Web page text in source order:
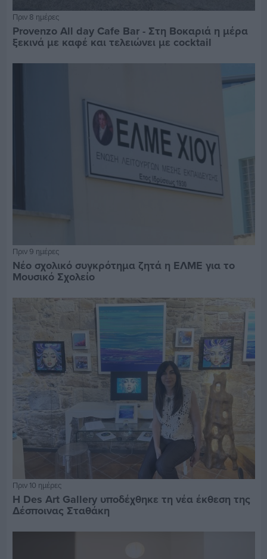
Πριν 8 ημέρες
Provenzo All day Cafe Bar - Στη Βοκαριά η μέρα
ξεκινά με καφέ και τελειώνει με cocktail
Πριν 9 ημέρες
Νέο σχολικό συγκρότημα ζητά η ΕΛΜΕ για το
Μουσικό Σχολείο
Πριν 10 ημέρες
Η Des Art Gallery υποδέχθηκε τη νέα έκθεση της
Δέσποινας Σταθάκη